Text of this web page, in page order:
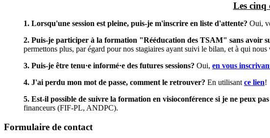
Les cinq
1. Lorsqu'une session est pleine, puis-je m'inscrire en liste d'attente? Oui,
2. Puis-je participer à la formation "Rééducation des TSAM" sans avoir
permettons plus, par égard pour nos stagiaires ayant suivi le bilan, et à qui
3. Puis-je être tenu·e informé·e des futures sessions? Oui, en vous
4. J'ai perdu mon mot de passe, comment le retrouver? En utilisant ce lien!
5. Est-il possible de suivre la formation en visioconférence si je ne peux
financeurs (FIF-PL, ANDPC).
Formulaire de contact